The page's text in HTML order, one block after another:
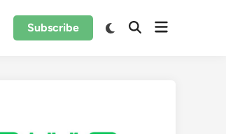
Subscribe
SwitchOpenOpen